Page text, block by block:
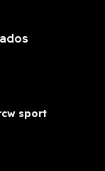
sport